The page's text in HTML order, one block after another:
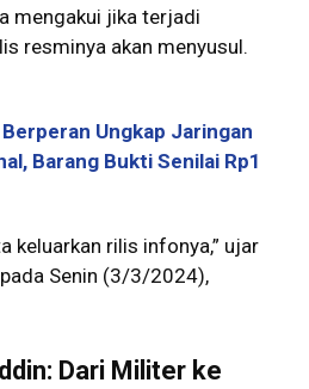
mengakui jika terjadi
resminya akan menyusul.
Ungkap Jaringan
Barang Bukti Senilai Rp1
keluarkan rilis infonya,” ujar
Senin (3/3/2024),
Dari Militer ke